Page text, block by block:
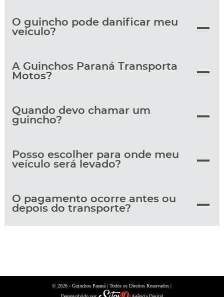
O guincho pode danificar meu
veículo?
A Guinchos Paraná Transporta
Motos?
Quando devo chamar um
guincho?
Posso escolher para onde meu
veículo será levado?
O pagamento ocorre antes ou
depois do transporte?
© 2026 -Guinchos Paraná | Todos os Direitos Reservados |